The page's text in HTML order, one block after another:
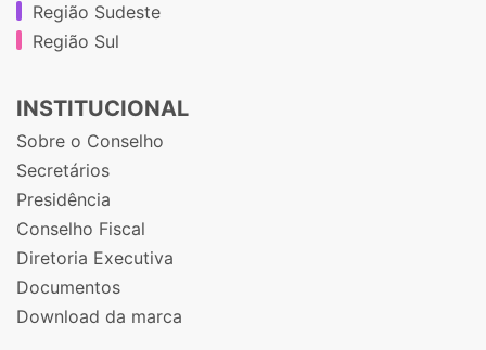
Região Sudeste
Região Sul
INSTITUCIONAL
Sobre o Conselho
Secretários
Presidência
Conselho Fiscal
Diretoria Executiva
Documentos
Download da marca